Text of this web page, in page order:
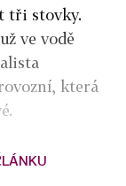
tři stovky.
ve vodě
která